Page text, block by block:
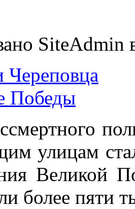
SiteAdmin
Череповца
Победы
улицам
Великой
более пяти